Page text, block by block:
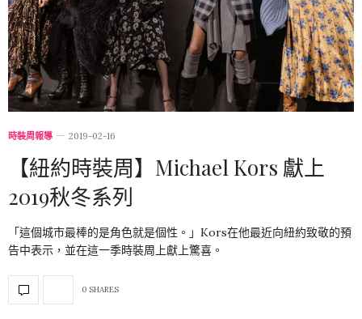
時裝周報導 2019-02-16
【紐約時裝周】Michael Kors 獻上
2019秋冬系列
「這個城市最棒的是角色就是個性。」Kors在他最近向紐約致敬的預
告中表示，並在這一季時裝周上獻上驚喜。
0 SHARES